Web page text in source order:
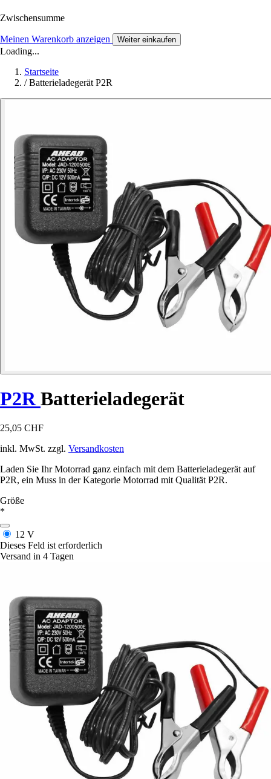
Zwischensumme
Meinen Warenkorb anzeigen Weiter einkaufen
Loading...
Startseite
/ Batterieladegerät P2R
P2R Batterieladegerät
25,05 CHF
inkl. MwSt. zzgl. Versandkosten
Laden Sie Ihr Motorrad ganz einfach mit dem Batterieladegerät auf
P2R, ein Muss in der Kategorie Motorrad mit Qualität P2R.
Größe
*
12 V
Dieses Feld ist erforderlich
Versand in 4 Tagen